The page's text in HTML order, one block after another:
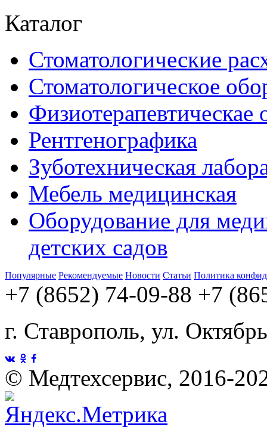
Каталог
Стоматологические
Стоматологическое
Физиотерапевтическае
Рентгенографика
Зуботехническая
Мебель медицинская
Оборудование для
детских садов
Популярные Рекомендуемые Новости Статьи Политика
+7 (8652) 74-09-88 +7
г. Ставрополь, ул.
© Медтехсервис, 2016-